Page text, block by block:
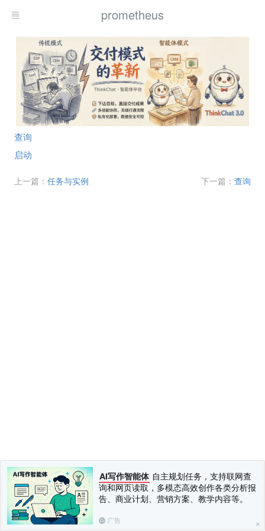
AI写作智能体 自主规划任务，支持联网查
询和网页读取，多模态高效创作各类分析报
告、商业计划、营销方案、教学内容等。
广告
prometheus
查询
启动
上一篇： 任务与实例 下一篇： 查询